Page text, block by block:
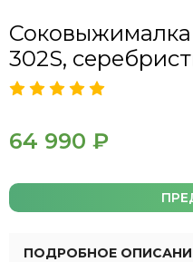
302S,
64 990 ₽
ПОДРОБНОЕ